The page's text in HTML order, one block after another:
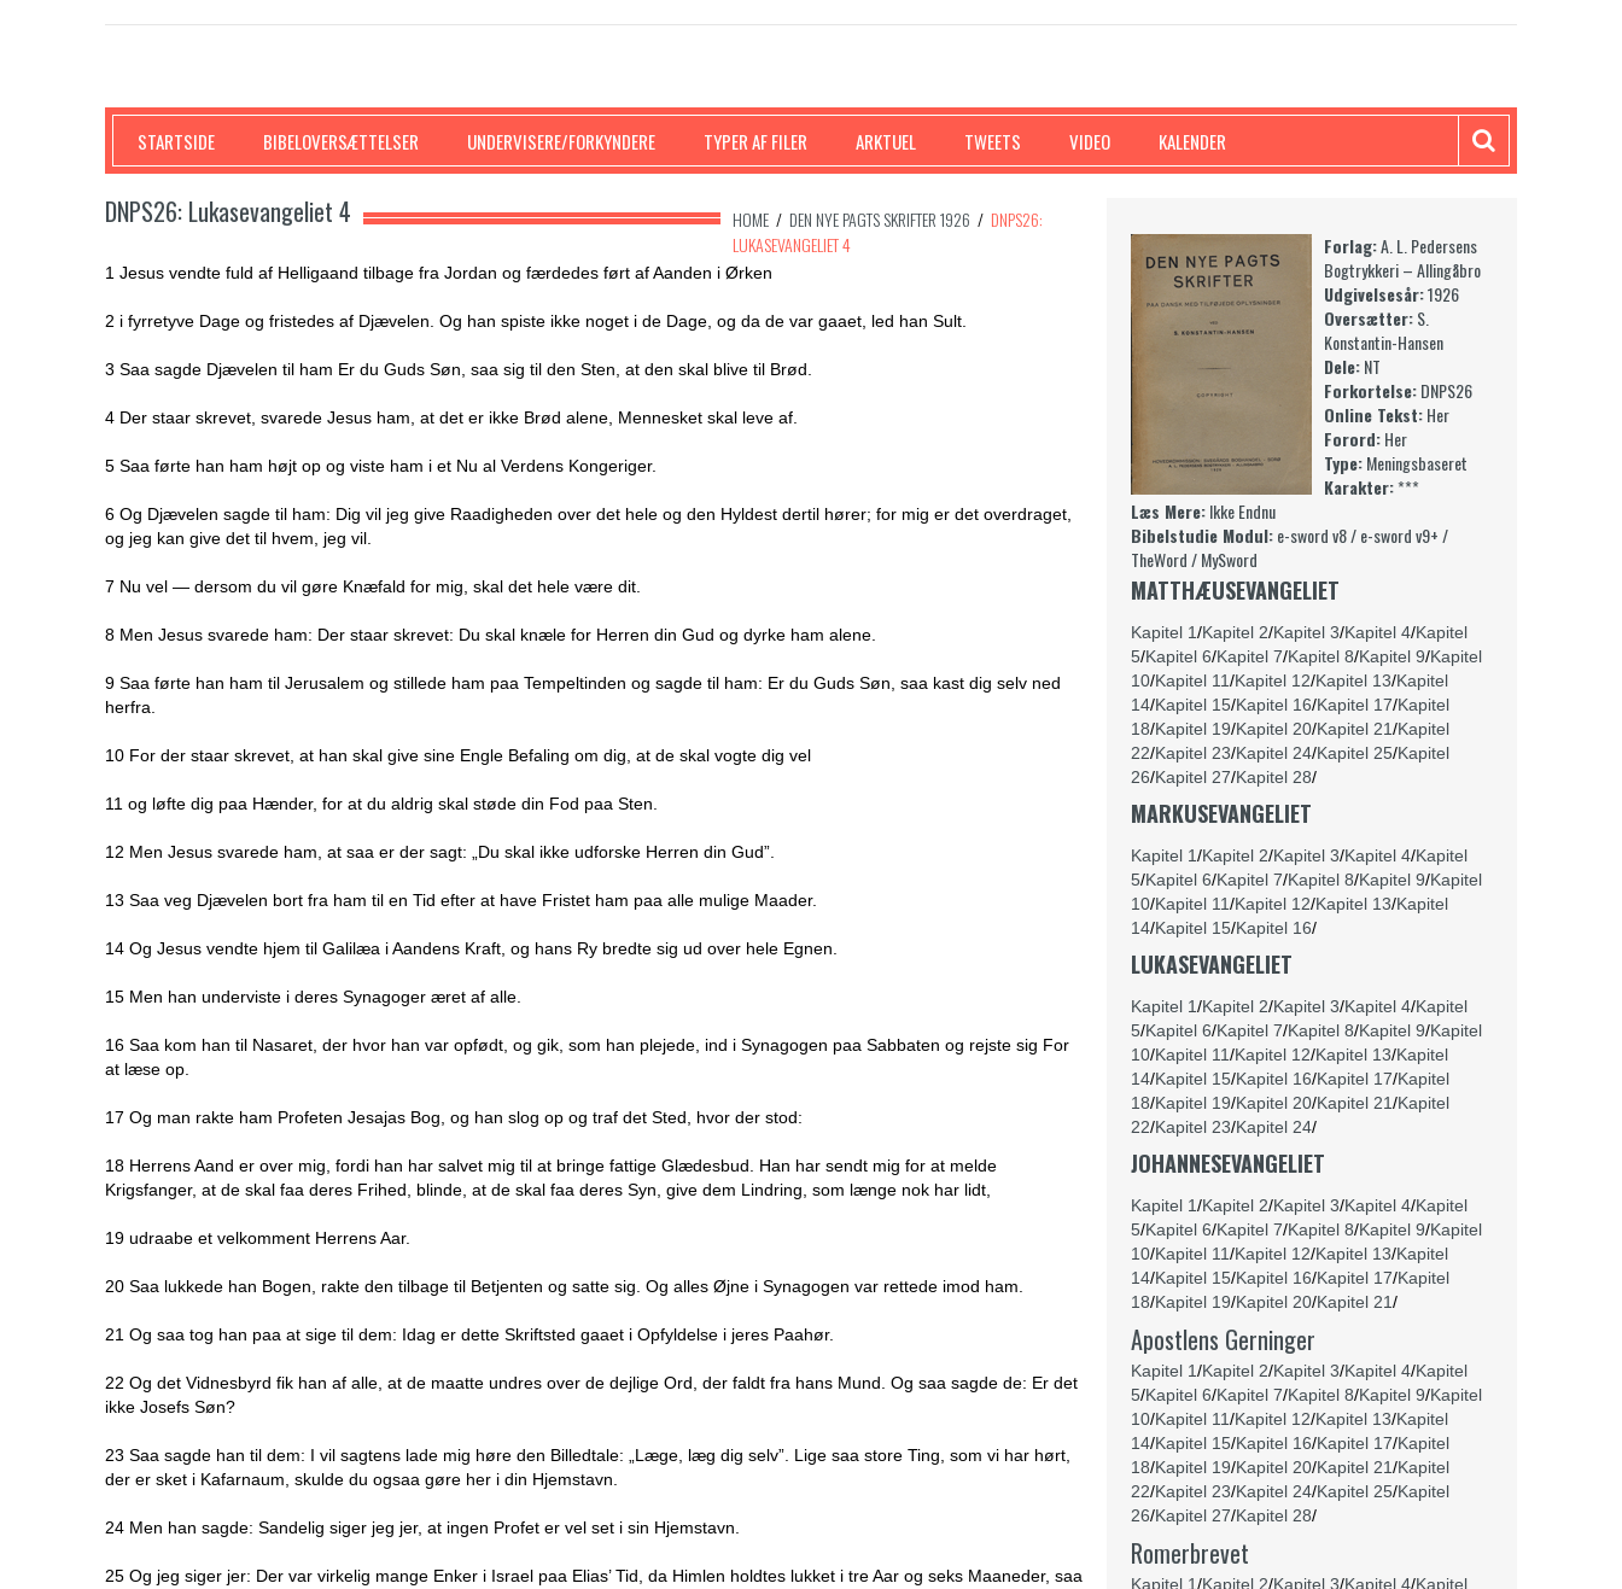
SKRIFTEN
STARTSIDE BIBELOVERSÆTTELSER UNDERVISERE/FORKYNDERE TYPER AF FILER ARKTUEL TWEETS VIDEO KALENDER
HOME / DEN NYE PAGTS SKRIFTER 1926 / DNPS26:
LUKASEVANGELIET 4
DNPS26: Lukasevangeliet 4
1 Jesus vendte fuld af Helligaand tilbage fra Jordan og færdedes ført af Aanden i Ørken
2 i fyrretyve Dage og fristedes af Djævelen. Og han spiste ikke noget i de Dage, og da de var gaaet, led han Sult.
3 Saa sagde Djævelen til ham Er du Guds Søn, saa sig til den Sten, at den skal blive til Brød.
4 Der staar skrevet, svarede Jesus ham, at det er ikke Brød alene, Mennesket skal leve af.
5 Saa førte han ham højt op og viste ham i et Nu al Verdens Kongeriger.
6 Og Djævelen sagde til ham: Dig vil jeg give Raadigheden over det hele og den Hyldest dertil hører; for mig er det overdraget,
og jeg kan give det til hvem, jeg vil.
7 Nu vel — dersom du vil gøre Knæfald for mig, skal det hele være dit.
8 Men Jesus svarede ham: Der staar skrevet: Du skal knæle for Herren din Gud og dyrke ham alene.
9 Saa førte han ham til Jerusalem og stillede ham paa Tempeltinden og sagde til ham: Er du Guds Søn, saa kast dig selv ned
herfra.
10 For der staar skrevet, at han skal give sine Engle Befaling om dig, at de skal vogte dig vel
11 og løfte dig paa Hænder, for at du aldrig skal støde din Fod paa Sten.
12 Men Jesus svarede ham, at saa er der sagt: „Du skal ikke udforske Herren din Gud”.
13 Saa veg Djævelen bort fra ham til en Tid efter at have Fristet ham paa alle mulige Maader.
14 Og Jesus vendte hjem til Galilæa i Aandens Kraft, og hans Ry bredte sig ud over hele Egnen.
15 Men han underviste i deres Synagoger æret af alle.
16 Saa kom han til Nasaret, der hvor han var opfødt, og gik, som han plejede, ind i Synagogen paa Sabbaten og rejste sig For
at læse op.
17 Og man rakte ham Profeten Jesajas Bog, og han slog op og traf det Sted, hvor der stod:
18 Herrens Aand er over mig, fordi han har salvet mig til at bringe fattige Glædesbud. Han har sendt mig for at melde
Krigsfanger, at de skal faa deres Frihed, blinde, at de skal faa deres Syn, give dem Lindring, som længe nok har lidt,
19 udraabe et velkomment Herrens Aar.
20 Saa lukkede han Bogen, rakte den tilbage til Betjenten og satte sig. Og alles Øjne i Synagogen var rettede imod ham.
21 Og saa tog han paa at sige til dem: Idag er dette Skriftsted gaaet i Opfyldelse i jeres Paahør.
22 Og det Vidnesbyrd fik han af alle, at de maatte undres over de dejlige Ord, der faldt fra hans Mund. Og saa sagde de: Er det
ikke Josefs Søn?
23 Saa sagde han til dem: I vil sagtens lade mig høre den Billedtale: „Læge, læg dig selv”. Lige saa store Ting, som vi har hørt,
der er sket i Kafarnaum, skulde du ogsaa gøre her i din Hjemstavn.
24 Men han sagde: Sandelig siger jeg jer, at ingen Profet er vel set i sin Hjemstavn.
25 Og jeg siger jer: Der var virkelig mange Enker i Israel paa Elias’ Tid, da Himlen holdtes lukket i tre Aar og seks Maaneder, saa
Forlag:A. L. Pedersens
Bogtrykkeri – Allingåbro
Udgivelsesår:1926
Oversætter:S.
Konstantin-Hansen
Dele:NT
Forkortelse:DNPS26
Online Tekst:Her
Forord:Her
Type:Meningsbaseret
Karakter:***
Læs Mere:Ikke Endnu
Bibelstudie Modul:e-sword v8/e-sword v9+/
TheWord/MySword
MATTHÆUSEVANGELIET
Kapitel 1/Kapitel 2/Kapitel 3/Kapitel 4/Kapitel
5/Kapitel 6/Kapitel 7/Kapitel 8/Kapitel 9/Kapitel
10/Kapitel 11/Kapitel 12/Kapitel 13/Kapitel
14/Kapitel 15/Kapitel 16/Kapitel 17/Kapitel
18/Kapitel 19/Kapitel 20/Kapitel 21/Kapitel
22/Kapitel 23/Kapitel 24/Kapitel 25/Kapitel
26/Kapitel 27/Kapitel 28/
MARKUSEVANGELIET
Kapitel 1/Kapitel 2/Kapitel 3/Kapitel 4/Kapitel
5/Kapitel 6/Kapitel 7/Kapitel 8/Kapitel 9/Kapitel
10/Kapitel 11/Kapitel 12/Kapitel 13/Kapitel
14/Kapitel 15/Kapitel 16/
LUKASEVANGELIET
Kapitel 1/Kapitel 2/Kapitel 3/Kapitel 4/Kapitel
5/Kapitel 6/Kapitel 7/Kapitel 8/Kapitel 9/Kapitel
10/Kapitel 11/Kapitel 12/Kapitel 13/Kapitel
14/Kapitel 15/Kapitel 16/Kapitel 17/Kapitel
18/Kapitel 19/Kapitel 20/Kapitel 21/Kapitel
22/Kapitel 23/Kapitel 24/
JOHANNESEVANGELIET
Kapitel 1/Kapitel 2/Kapitel 3/Kapitel 4/Kapitel
5/Kapitel 6/Kapitel 7/Kapitel 8/Kapitel 9/Kapitel
10/Kapitel 11/Kapitel 12/Kapitel 13/Kapitel
14/Kapitel 15/Kapitel 16/Kapitel 17/Kapitel
18/Kapitel 19/Kapitel 20/Kapitel 21/
Apostlens Gerninger
Kapitel 1/Kapitel 2/Kapitel 3/Kapitel 4/Kapitel
5/Kapitel 6/Kapitel 7/Kapitel 8/Kapitel 9/Kapitel
10/Kapitel 11/Kapitel 12/Kapitel 13/Kapitel
14/Kapitel 15/Kapitel 16/Kapitel 17/Kapitel
18/Kapitel 19/Kapitel 20/Kapitel 21/Kapitel
22/Kapitel 23/Kapitel 24/Kapitel 25/Kapitel
26/Kapitel 27/Kapitel 28/
Romerbrevet
Kapitel 1/Kapitel 2/Kapitel 3/Kapitel 4/Kapitel